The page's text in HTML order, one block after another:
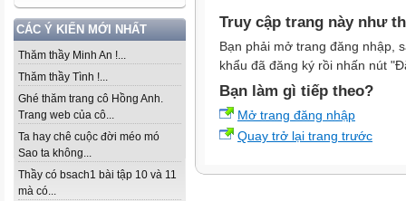
CÁC Ý KIẾN MỚI NHẤT
Thăm thầy Minh An !...
Thăm thầy Tình !...
Ghé thăm trang cô Hồng Anh.
Trang web của cô...
Ta hay chê cuộc đời méo mó
Sao ta không...
Thầy có bsach1 bài tập 10 và 11
mà có...
Truy cập trang này như
Bạn phải mở trang đăng nhập,
khẩu đã đăng ký rồi nhấn nút
Bạn làm gì tiếp theo?
Mở trang đăng nhập
Quay trở lại trang trước